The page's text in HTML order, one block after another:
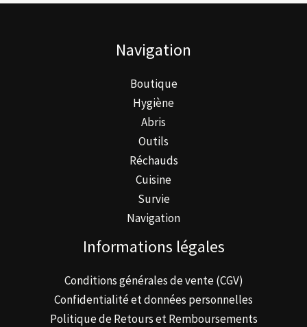
Navigation
Boutique
Hygiène
Abris
Outils
Réchauds
Cuisine
Survie
Navigation
Informations légales
Conditions générales de vente (CGV)
Confidentialité et données personnelles
Politique de Retours et Remboursements